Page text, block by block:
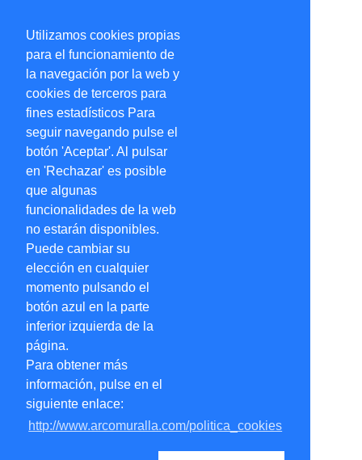
Utilizamos cookies propias
para el funcionamiento de
la navegación por la web y
cookies de terceros para
fines estadísticos Para
seguir navegando pulse el
botón 'Aceptar'. Al pulsar
en 'Rechazar' es posible
que algunas
funcionalidades de la web
no estarán disponibles.
Puede cambiar su
elección en cualquier
momento pulsando el
botón azul en la parte
inferior izquierda de la
página.
Para obtener más
información, pulse en el
siguiente enlace:
http://www.arcomuralla.com/politica_cookies